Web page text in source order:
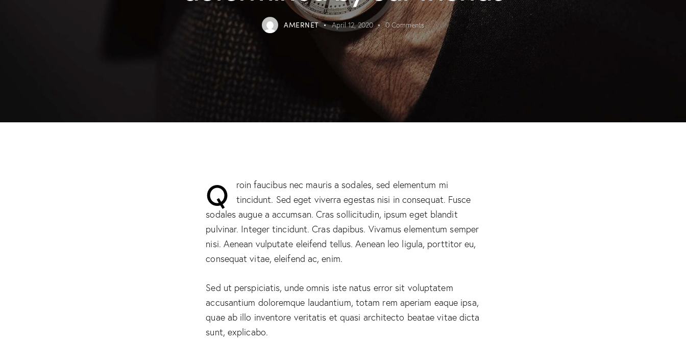
AMERNET April 12, 2020 0 Comments
Q
roin faucibus nec mauris a sodales, sed elementum mi
tincidunt. Sed eget viverra egestas nisi in consequat. Fusce
sodales augue a accumsan. Cras sollicitudin, ipsum eget blandit
pulvinar. Integer tincidunt. Cras dapibus. Vivamus elementum semper
nisi. Aenean vulputate eleifend tellus. Aenean leo ligula, porttitor eu,
consequat vitae, eleifend ac, enim.
Sed ut perspiciatis, unde omnis iste natus error sit voluptatem
accusantium doloremque laudantium, totam rem aperiam eaque ipsa,
quae ab illo inventore veritatis et quasi architecto beatae vitae dicta
sunt, explicabo.